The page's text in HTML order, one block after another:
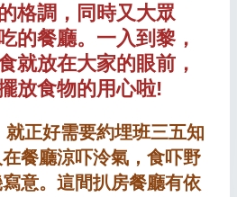
格調，同時又大眾
的餐廳。 一入到黎，
就放在大家的眼前，
放食物的用心啦!
正好需要約埋班三五知
餐廳涼吓泠氣， 食吓野
意。這間扒房餐廳有依